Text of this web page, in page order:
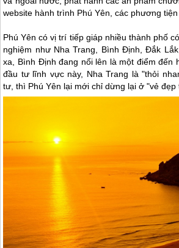
website hành trình Phú Yên , các phương tiện
Phú Yên có vị trí tiếp giáp nhiều thành phố
nghiệm như Nha Trang, Bình Định, Đắk
xa, Bình Định đang nổi lên là một điểm đến
đầu tư lĩnh vực này, Nha Trang là "thỏi
tư, thì Phú Yên lại mới chỉ dừng lại ở "vẻ đẹp